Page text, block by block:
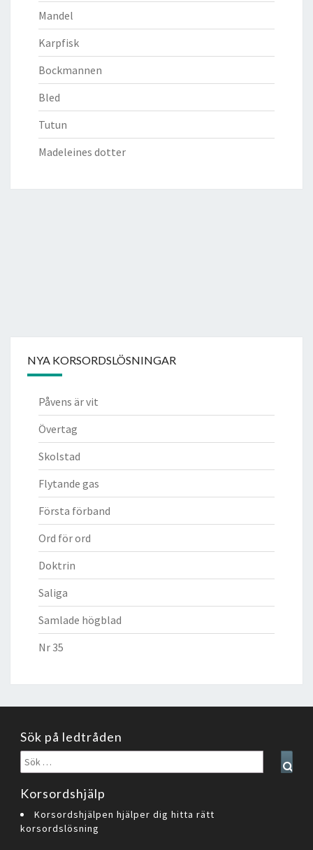
Mandel
Karpfisk
Bockmannen
Bled
Tutun
Madeleines dotter
NYA KORSORDSLÖSNINGAR
Påvens är vit
Övertag
Skolstad
Flytande gas
Första förband
Ord för ord
Doktrin
Saliga
Samlade högblad
Nr 35
Sök på ledtråden
Sök
efter:
Korsordshjälp
Korsordshjälpen hjälper dig hitta rätt
korsordslösning